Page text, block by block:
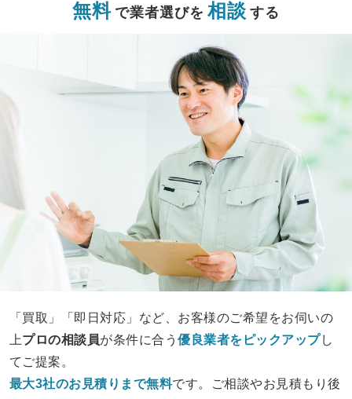
無料 で業者選びを 相談 する
「買取」「即日対応」など、お客様のご希望をお伺いの
上プロの相談員が条件に合う優良業者をピックアップし
てご提案。
最大3社のお見積りまで無料です。ご相談やお見積もり後